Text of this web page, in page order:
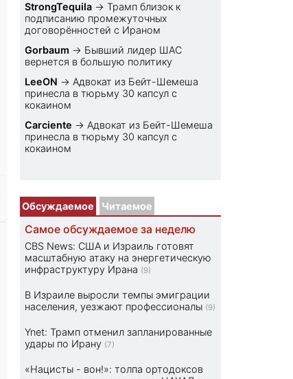
StrongTequila →Трамп близок к
подписанию промежуточных
договорённостей с Ираном
Gorbaum → Бывший лидер ШАС
вернется в большую политику
LeeON → Адвокат из Бейт-Шемеша
принесла в тюрьму 30 капсул с
кокаином
Carciente → Адвокат из Бейт-Шемеша
принесла в тюрьму 30 капсул с
кокаином
Обсуждаемое Читаемое
Самое обсуждаемое за неделю
CBS News: США и Израиль готовят
масштабную атаку на энергетическую
инфраструктуру Ирана (9)
В Израиле выросли темпы эмиграции
населения, уезжают профессионалы (9)
Ynet: Трамп отменил запланированные
удары по Ирану (7)
«Нацисты - вон!»: толпа ортодоксов